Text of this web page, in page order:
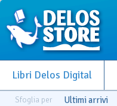
Libri Delos Digital
Sfoglia per Ultimi arrivi